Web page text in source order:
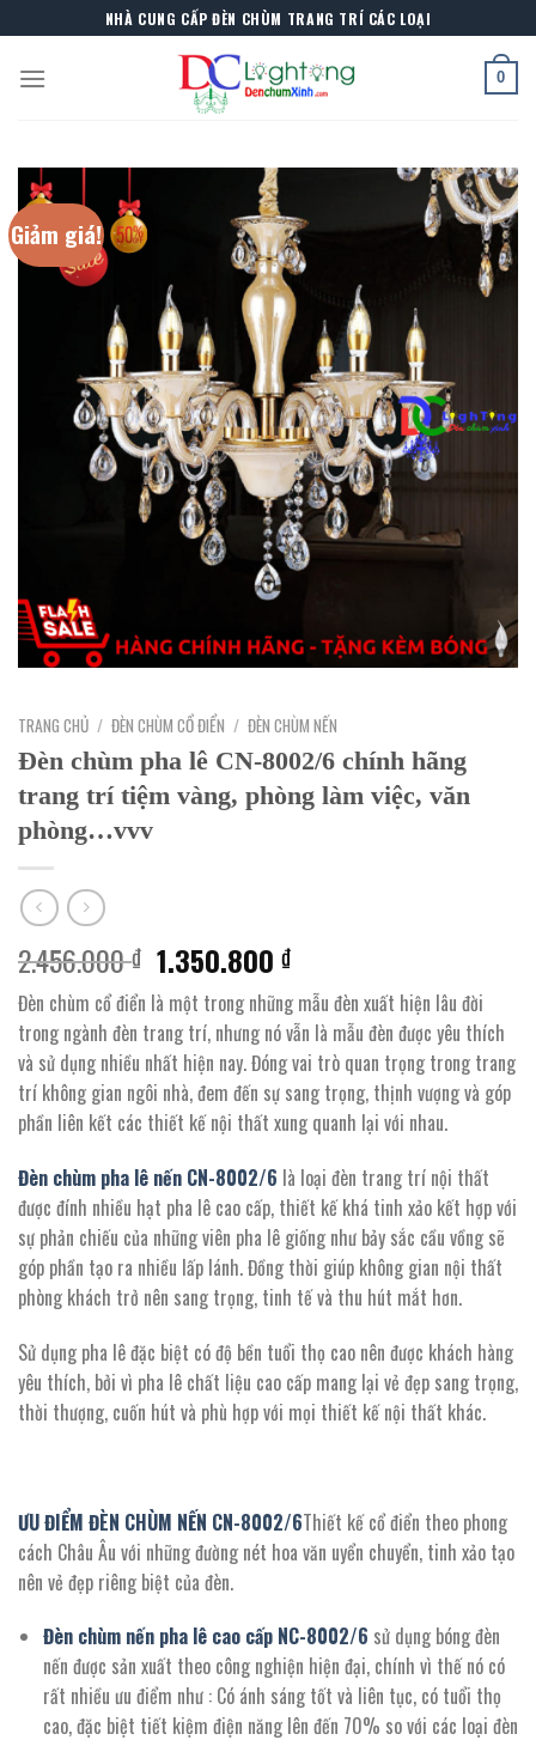
to
content
NHÀ CUNG CẤP ĐÈN CHÙM TRANG TRÍ CÁC LOẠI
0
Giảm giá!
TRANG CHỦ / ĐÈN CHÙM CỔ ĐIỂN / ĐÈN CHÙM NẾN
Đèn chùm pha lê CN-8002/6 chính hãng
trang trí tiệm vàng, phòng làm việc, văn
phòng…vvv
2.456.000₫ Giá
gốc
là:
2.456.000 ₫.
1.350.800₫Giá
hiện
tại
là:
1.350.800 ₫.
Đèn chùm cổ điển là một trong những mẫu đèn xuất hiện lâu đời
trong ngành đèn trang trí, nhưng nó vẫn là mẫu đèn được yêu thích
và sử dụng nhiều nhất hiện nay. Đóng vai trò quan trọng trong trang
trí không gian ngôi nhà, đem đến sự sang trọng, thịnh vượng và góp
phần liên kết các thiết kế nội thất xung quanh lại với nhau.
Đèn chùm pha lê nến CN-8002/6 là loại đèn trang trí nội thất
được đính nhiều hạt pha lê cao cấp, thiết kế khá tinh xảo kết hợp với
sự phản chiếu của những viên pha lê giống như bảy sắc cầu vồng sẽ
góp phần tạo ra nhiều lấp lánh. Đồng thời giúp không gian nội thất
phòng khách trở nên sang trọng, tinh tế và thu hút mắt hơn.
Sử dụng pha lê đặc biệt có độ bền tuổi thọ cao nên được khách hàng
yêu thích, bởi vì pha lê chất liệu cao cấp mang lại vẻ đẹp sang trọng,
thời thượng, cuốn hút và phù hợp với mọi thiết kế nội thất khác.
ƯU ĐIỂM ĐÈN CHÙM NẾN CN-8002/6Thiết kế cổ điển theo phong
cách Châu Âu với những đường nét hoa văn uyển chuyển, tinh xảo tạo
nên vẻ đẹp riêng biệt của đèn.
Đèn chùm nến pha lê cao cấp NC-8002/6 sử dụng bóng đèn
nến được sản xuất theo công nghiện hiện đại, chính vì thế nó có
rất nhiều ưu điểm như : Có ánh sáng tốt và liên tục, có tuổi thọ
cao, đặc biệt tiết kiệm điện năng lên đến 70% so với các loại đèn